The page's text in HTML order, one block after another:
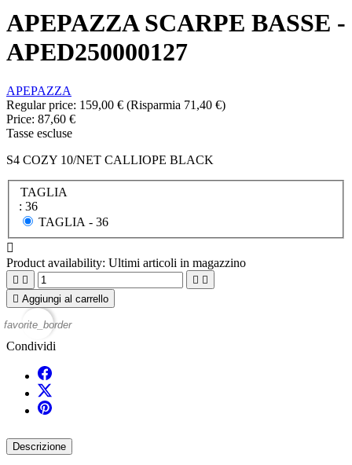
APEPAZZA SCARPE BASSE -
APED250000127
APEPAZZA
Regular price: 159,00 € (Risparmia 71,40 €)
Price: 87,60 €
Tasse escluse
S4 COZY 10/NET CALLIOPE BLACK
TAGLIA
: 36
TAGLIA - 36

Product availability: Ultimi articoli in magazzino
   
 Aggiungi al carrello
favorite_border
Condividi
Descrizione